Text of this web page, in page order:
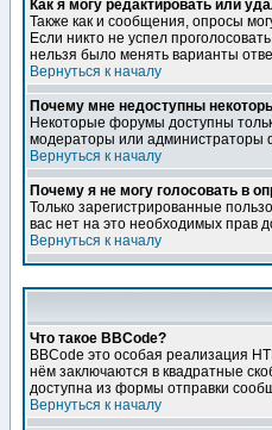
Как я могу редактировать или
Также как и сообщения, опросы
Если никто не успел
нельзя было менять варианты
Вернуться к началу
Почему мне недоступны
Некоторые форумы доступны
модераторы или администраторы
Вернуться к началу
Почему я не могу голосовать в
Только зарегистрированные
вас нет на это необходимых прав
Вернуться к началу
Что такое BBCode?
BBCode это особая реализация
нём заключаются в квадратные
доступна из формы отправки
Вернуться к началу